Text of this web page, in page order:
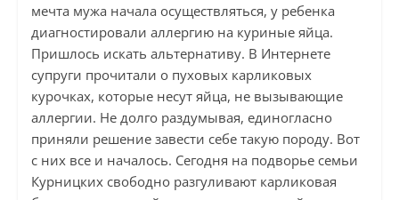
мечта мужа начала осуществляться, у ребенка
диагностировали аллергию на куриные яйца.
Пришлось искать альтернативу. В Интернете
супруги прочитали о пуховых карликовых
курочках, которые несут яйца, не вызывающие
аллергии. Не долго раздумывая, единогласно
приняли решение завести себе такую породу. Вот
с них все и началось. Сегодня на подворье семьи
Курницких свободно разгуливают карликовая